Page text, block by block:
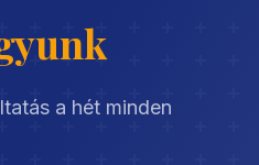
a hét minden